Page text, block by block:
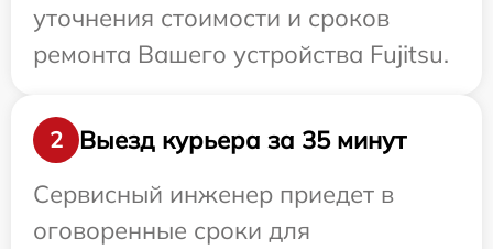
уточнения стоимости и сроков
ремонта Вашего устройства Fujitsu.
2
Выезд курьера за 35 минут
Сервисный инженер приедет в
оговоренные сроки для